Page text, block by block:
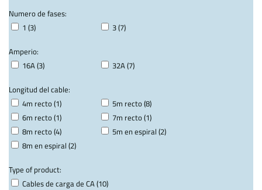
Numero de fases:
1 (3)
3 (7)
Amperio:
16A (3)
32A (7)
Longitud del cable:
4m recto (1)
5m recto (8)
6m recto (1)
7m recto (1)
8m recto (4)
5m en espiral (2)
8m en espiral (2)
Type of product:
Cables de carga de CA (10)